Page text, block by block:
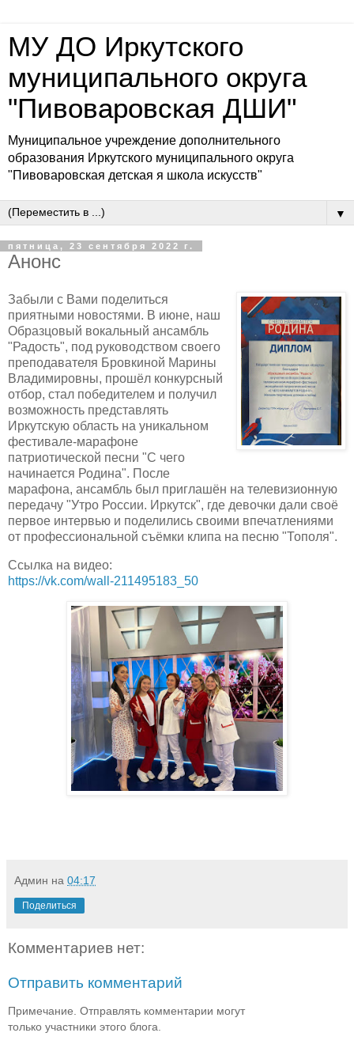
МУ ДО Иркутского
муниципального округа
"Пивоваровская ДШИ"
Муниципальное учреждение дополнительного
образования Иркутского муниципального округа
"Пивоваровская детская я школа искусств"
▼
пятница, 23 сентября 2022 г.
Анонс
Забыли с Вами поделиться
приятными новостями. В июне, наш
Образцовый вокальный ансамбль
"Радость", под руководством своего
преподавателя Бровкиной Марины
Владимировны, прошёл конкурсный
отбор, стал победителем и получил
возможность представлять
Иркутскую область на уникальном
фестивале-марафоне
патриотической песни "С чего
начинается Родина". После
марафона, ансамбль был приглашён на телевизионную
передачу "Утро России. Иркутск", где девочки дали своё
первое интервью и поделились своими впечатлениями
от профессиональной съёмки клипа на песню "Тополя".
Ссылка на видео:
https://vk.com/wall-211495183_50
Админ на 04:17
Поделиться
Комментариев нет:
Отправить комментарий
Примечание. Отправлять комментарии могут
только участники этого блога.